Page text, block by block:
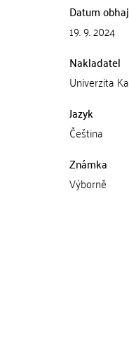
Datum
19. 9. 2024
Nakladatel
Univerzita
Jazyk
Čeština
Známka
Výborně